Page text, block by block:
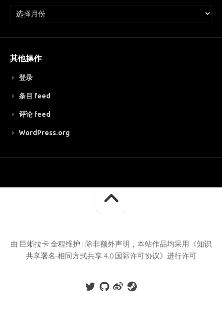
其他操作
登录
条目 feed
评论 feed
WordPress.org
由 巨蜥拉卡 全程维护 | 除非额外声明，本站作品均采用《知识
共享署名-相同方式共享 4.0 国际许可协议》进行许可